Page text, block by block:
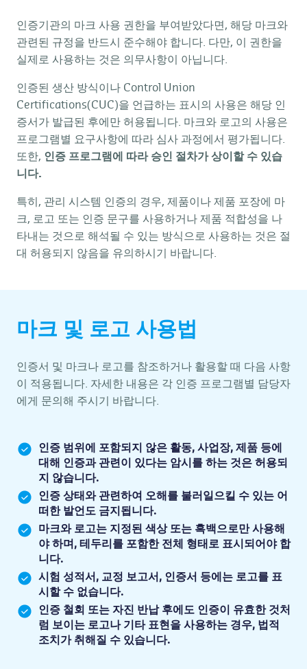
인증기관의 마크 사용 권한을 부여받았다면, 해당 마크와
관련된 규정을 반드시 준수해야 합니다. 다만, 이 권한을
실제로 사용하는 것은 의무사항이 아닙니다.
인증된 생산 방식이나 Control Union
Certifications(CUC)을 언급하는 표시의 사용은 해당 인
증서가 발급된 후에만 허용됩니다. 마크와 로고의 사용은
프로그램별 요구사항에 따라 심사 과정에서 평가됩니다.
또한, 인증 프로그램에 따라 승인 절차가 상이할 수 있습
니다.
특히, 관리 시스템 인증의 경우, 제품이나 제품 포장에 마
크, 로고 또는 인증 문구를 사용하거나 제품 적합성을 나
타내는 것으로 해석될 수 있는 방식으로 사용하는 것은 절
대 허용되지 않음을 유의하시기 바랍니다.
마크 및 로고 사용법
인증서 및 마크나 로고를 참조하거나 활용할 때 다음 사항
이 적용됩니다. 자세한 내용은 각 인증 프로그램별 담당자
에게 문의해 주시기 바랍니다.
인증 범위에 포함되지 않은 활동, 사업장, 제품 등에
대해 인증과 관련이 있다는 암시를 하는 것은 허용되
지 않습니다.
인증 상태와 관련하여 오해를 불러일으킬 수 있는 어
떠한 발언도 금지됩니다.
마크와 로고는 지정된 색상 또는 흑백으로만 사용해
야 하며, 테두리를 포함한 전체 형태로 표시되어야 합
니다.
시험 성적서, 교정 보고서, 인증서 등에는 로고를 표
시할 수 없습니다.
인증 철회 또는 자진 반납 후에도 인증이 유효한 것처
럼 보이는 로고나 기타 표현을 사용하는 경우, 법적
조치가 취해질 수 있습니다.